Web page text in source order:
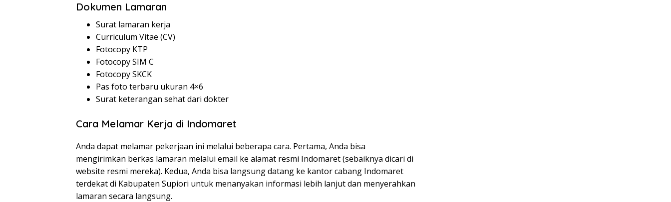
Dokumen Lamaran
Surat lamaran kerja
Curriculum Vitae (CV)
Fotocopy KTP
Fotocopy SIM C
Fotocopy SKCK
Pas foto terbaru ukuran 4×6
Surat keterangan sehat dari dokter
Cara Melamar Kerja di Indomaret
Anda dapat melamar pekerjaan ini melalui beberapa cara. Pertama, Anda bisa
mengirimkan berkas lamaran melalui email ke alamat resmi Indomaret (sebaiknya dicari di
website resmi mereka). Kedua, Anda bisa langsung datang ke kantor cabang Indomaret
terdekat di Kabupaten Supiori untuk menanyakan informasi lebih lanjut dan menyerahkan
lamaran secara langsung.